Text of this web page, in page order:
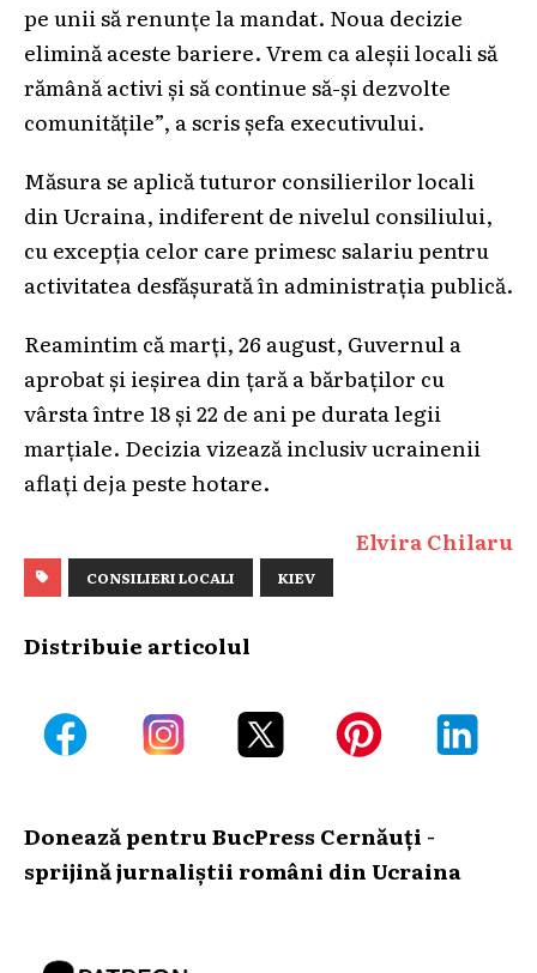
pe unii să renunțe la mandat. Noua decizie
elimină aceste bariere. Vrem ca aleșii locali să
rămână activi și să continue să-și dezvolte
comunitățile”, a scris șefa executivului.
Măsura se aplică tuturor consilierilor locali
din Ucraina, indiferent de nivelul consiliului,
cu excepția celor care primesc salariu pentru
activitatea desfășurată în administrația publică.
Reamintim că marți, 26 august, Guvernul a
aprobat și ieșirea din țară a bărbaților cu
vârsta între 18 și 22 de ani pe durata legii
marțiale. Decizia vizează inclusiv ucrainenii
aflați deja peste hotare.
Elvira Chilaru
CONSILIERI LOCALI KIEV
Distribuie articolul
Donează pentru BucPress Cernăuți -
sprijină jurnaliștii români din Ucraina